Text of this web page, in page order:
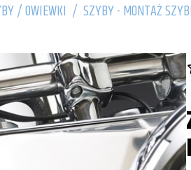
/ OWIEWKI / SZYBY - MONTAŻ